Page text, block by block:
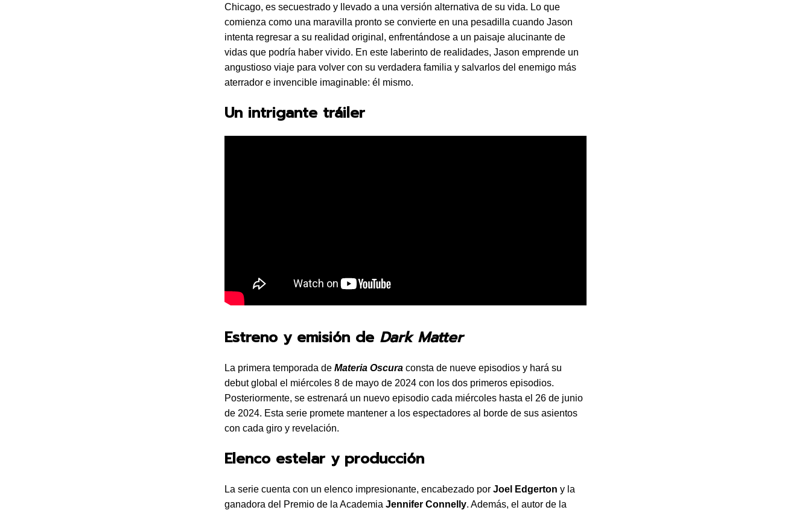
Chicago, es secuestrado y llevado a una versión alternativa de su vida. Lo que
comienza como una maravilla pronto se convierte en una pesadilla cuando Jason
intenta regresar a su realidad original, enfrentándose a un paisaje alucinante de
vidas que podría haber vivido. En este laberinto de realidades, Jason emprende un
angustioso viaje para volver con su verdadera familia y salvarlos del enemigo más
aterrador e invencible imaginable: él mismo.
Un intrigante tráiler
Estreno y emisión de Dark Matter
La primera temporada de Materia Oscura consta de nueve episodios y hará su
debut global el miércoles 8 de mayo de 2024 con los dos primeros episodios.
Posteriormente, se estrenará un nuevo episodio cada miércoles hasta el 26 de junio
de 2024. Esta serie promete mantener a los espectadores al borde de sus asientos
con cada giro y revelación.
Elenco estelar y producción
La serie cuenta con un elenco impresionante, encabezado por Joel Edgerton y la
ganadora del Premio de la Academia Jennifer Connelly. Además, el autor de la